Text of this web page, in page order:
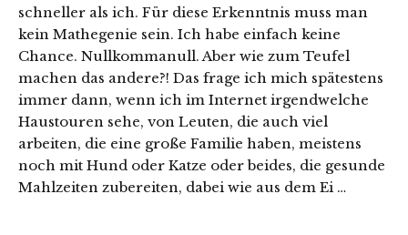
schneller als ich. Für diese Erkenntnis muss man
kein Mathegenie sein. Ich habe einfach keine
Chance. Nullkommanull. Aber wie zum Teufel
machen das andere?! Das frage ich mich spätestens
immer dann, wenn ich im Internet irgendwelche
Haustouren sehe, von Leuten, die auch viel
arbeiten, die eine große Familie haben, meistens
noch mit Hund oder Katze oder beides, die gesunde
Mahlzeiten zubereiten, dabei wie aus dem Ei …